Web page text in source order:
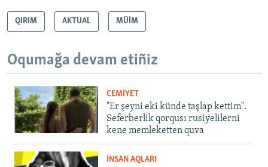
QIRIM AKTUAL MÜİM
Oqumağa devam etiñiz
CEMİYET
"Er şeyni eki künde taşlap kettim".
Seferberlik qorqusı rusiyelilerni
kene memleketten quva
İNSAN AQLARI